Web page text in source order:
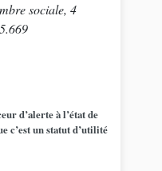
sociale, 4
d’alerte à l’état de
c’est un statut d’utilité